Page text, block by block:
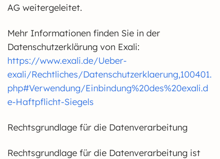
AG weitergeleitet.
Mehr Informationen finden Sie in der
Datenschutzerklärung von Exali:
https://www.exali.de/Ueber-
exali/Rechtliches/Datenschutzerklaerung,100401.
php#Verwendung/Einbindung%20des%20exali.d
e-Haftpflicht-Siegels
Rechtsgrundlage für die Datenverarbeitung
Rechtsgrundlage für die Datenverarbeitung ist